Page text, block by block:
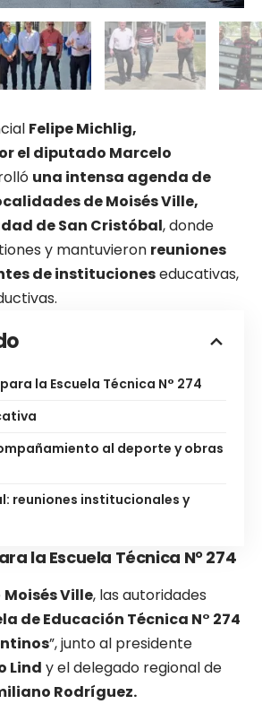
Felipe Michlig,
el diputado Marcelo
una intensa agenda de
de Moisés Ville,
de San Cristóbal, donde
y mantuvieron reuniones
de institucioneseducativas,
la Escuela Técnica N° 274
al deporte y obras
reuniones institucionales y
la Escuela Técnica N° 274
Moisés Ville, las autoridades
de Educación Técnica N° 274
”, junto al presidente
Lind y el delegado regional de
Rodríguez.